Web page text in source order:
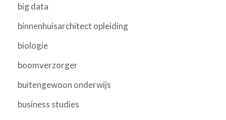
big data
binnenhuisarchitect opleiding
biologie
boomverzorger
buitengewoon onderwijs
business studies